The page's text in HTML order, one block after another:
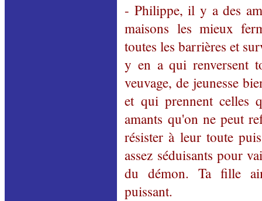
- Philippe, il y a des
maisons les mieux
toutes les barrières et
y en a qui renversent
veuvage, de jeunesse
et qui prennent celles
amants qu'on ne peut
résister à leur toute
assez séduisants pour
du démon. Ta fille
puissant.